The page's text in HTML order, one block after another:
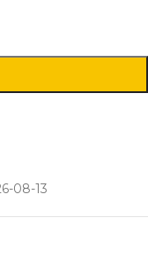
08-13